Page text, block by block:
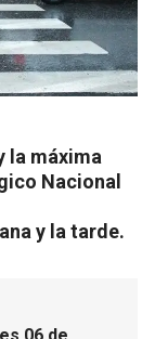
la máxima
Nacional
y la tarde.